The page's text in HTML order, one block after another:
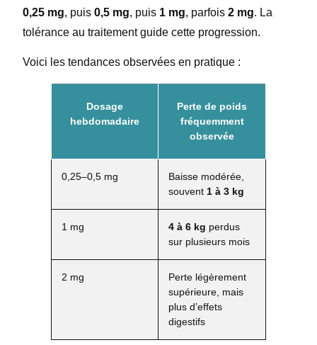
0,25 mg, puis 0,5 mg, puis 1 mg, parfois 2 mg. La
tolérance au traitement guide cette progression.
Voici les tendances observées en pratique :
Dosage
hebdomadaire
Perte de poids
fréquemment
observée
0,25–0,5 mg
Baisse modérée,
souvent1 à 3 kg
1 mg 4 à 6 kg perdus
sur plusieurs mois
2 mg
Perte légèrement
supérieure, mais
plus d’effets
digestifs